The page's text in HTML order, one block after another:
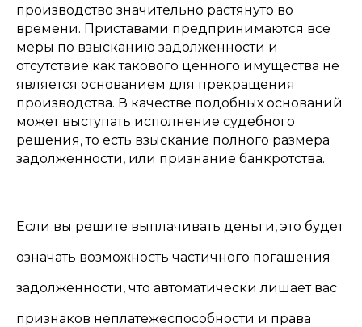
производство значительно растянуто во
времени. Приставами предпринимаются все
меры по взысканию задолженности и
отсутствие как такового ценного имущества не
является основанием для прекращения
производства. В качестве подобных оснований
может выступать исполнение судебного
решения, то есть взыскание полного размера
задолженности, или признание банкротства.
Если вы решите выплачивать деньги, это будет
означать возможность частичного погашения
задолженности, что автоматически лишает вас
признаков неплатежеспособности и права